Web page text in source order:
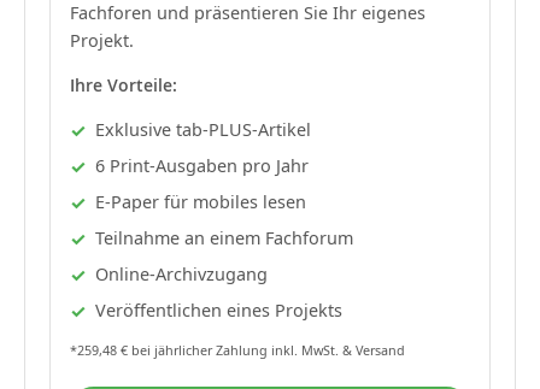
Fachforen und präsentieren Sie Ihr eigenes
Projekt.
Ihre Vorteile:
Exklusive tab-PLUS-Artikel
6 Print-Ausgaben pro Jahr
E-Paper für mobiles lesen
Teilnahme an einem Fachforum
Online-Archivzugang
Veröffentlichen eines Projekts
*259,48 € bei jährlicher Zahlung inkl. MwSt. & Versand